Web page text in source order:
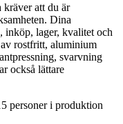
kräver att du är
Dina
inköp, lager, kvalitet och
rostfritt, aluminium
svarvning
också lättare
personer i produktion